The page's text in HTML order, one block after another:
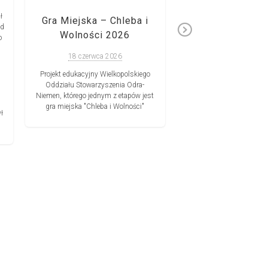
Gra Miejska – Chleba i
Wolności 2026
18 czerwca 2026
Projekt edukacyjny Wielkopolskiego
Oddziału Stowarzyszenia Odra-
Niemen, którego jednym z etapów jest
gra miejska "Chleba i Wolności"